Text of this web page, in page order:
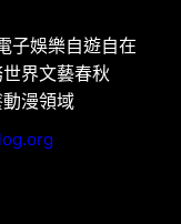
子娛樂自遊自在
界文藝春秋
動漫領域